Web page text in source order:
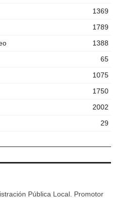
1369
1789
1388
65
1075
1750
2002
29
Pública Local. Promotor